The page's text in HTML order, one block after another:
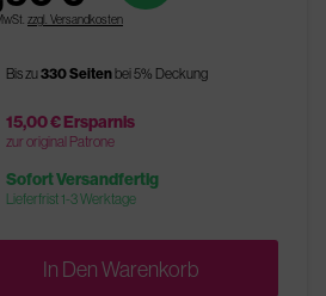
zzgl. Versandkosten
Bis zu330 Seitenbei 5% Deckung
15,00 € Ersparnis
zur original Patrone
Sofort Versandfertig
Lieferfrist 1-3 Werktage
In DenWarenkorb